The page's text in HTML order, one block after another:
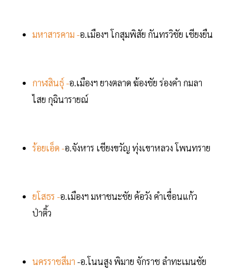
มหาสารคาม -อ.เมืองฯ โกสุมพิสัย กันทรวิชัย เชียงยืน
กาฬสินธุ์ -อ.เมืองฯ ยางตลาด ฆ้องชัย ร่องคำ กมลา
ไสย กุฉินารายณ์
ร้อยเอ็ด -อ.จังหาร เชียงขวัญ ทุ่งเขาหลวง โพนทราย
ยโสธร -อ.เมืองฯ มหาชนะชัย ค้อวัง คำเขื่อนแก้ว
ป่าติ้ว
นครราชสีมา -อ.โนนสูง พิมาย จักราช ลำทะเมนชัย